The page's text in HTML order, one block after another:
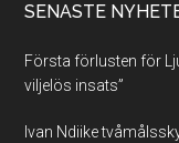
SENASTE
Första förlusten för
viljelös insats”
Ivan Ndiike